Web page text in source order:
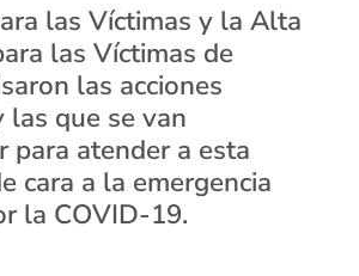
las Víctimas y la Alta
las Víctimas de
las acciones
las que se van
para atender a esta
cara a la emergencia
la COVID-19.